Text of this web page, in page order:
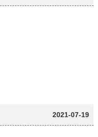
2021-07-19